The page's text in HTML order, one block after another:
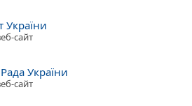
України
сайт
України
сайт